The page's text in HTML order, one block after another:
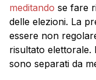
meditando se fare
delle elezioni. La
essere non
risultato elettorale.
sono separati da